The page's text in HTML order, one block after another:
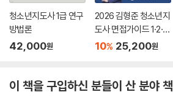
청소년지도사 1급 연구
방법론
42,000원
2026 김형준 청소년지
도사 면접가이드 1·2·3
급
10% 25,200원
이 책을 구입하신 분들이 산 분야 책